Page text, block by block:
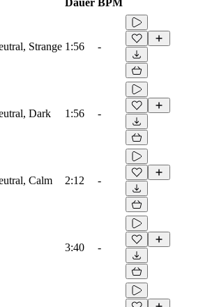
Strange 1:56 -
Dark 1:56 -
Calm 2:12 -
3:40 -